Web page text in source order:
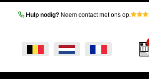
Hulp nodig?Neem contact met ons op.